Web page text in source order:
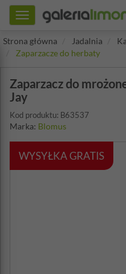
Toggle
navigation
Strona główna
Jadalnia
Zaparzacze do herbaty
Zaparzacz do
Jay
Kod produktu: B63537
Marka: Blomus
WYSYŁKA GRATIS